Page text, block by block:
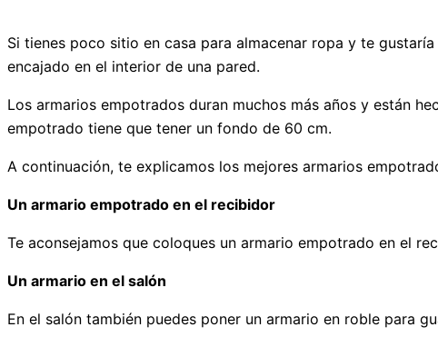
Si tienes poco sitio en casa para almacenar ropa y te
encajado en el interior de una pared.
Los armarios empotrados duran muchos más años y están
empotrado tiene que tener un fondo de 60 cm.
A continuación, te explicamos los mejores armarios
Un armario empotrado en el recibidor
Te aconsejamos que coloques un armario empotrado en el
Un armario en el salón
En el salón también puedes poner un armario en roble para